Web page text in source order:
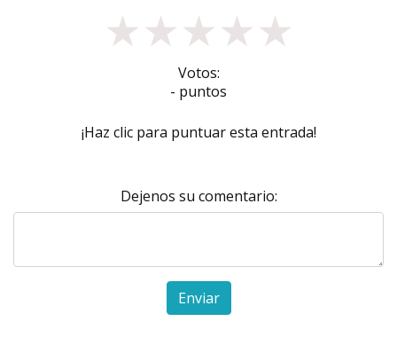
★★★★★
Votos:
- puntos
¡Haz clic para puntuar esta entrada!
Dejenos su comentario:
Enviar